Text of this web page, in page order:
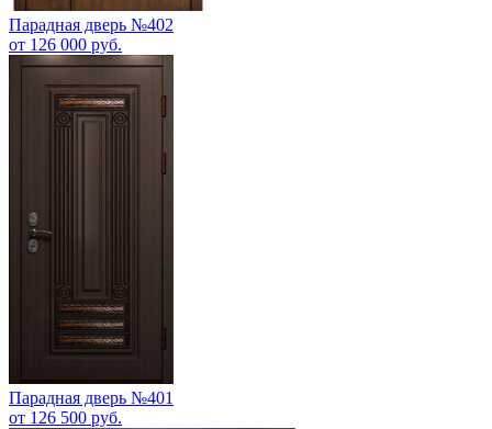
Парадная дверь №402
от 126 000 руб.
Парадная дверь №401
от 126 500 руб.